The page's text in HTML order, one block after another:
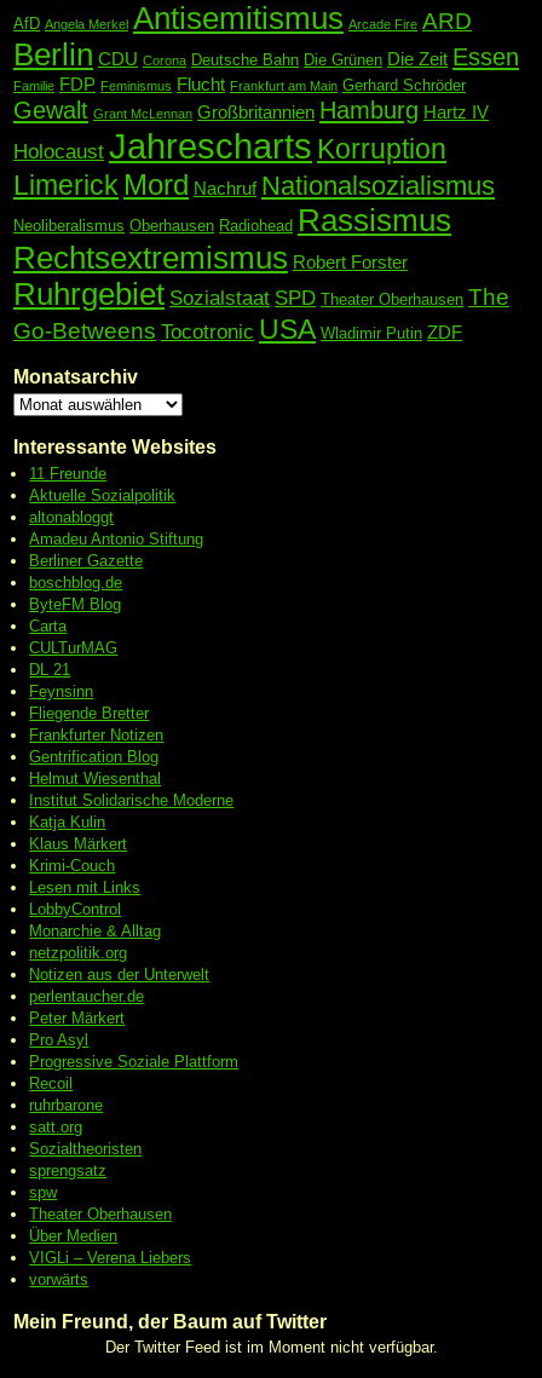
AfD Angela Merkel Antisemitismus Arcade Fire ARD
Berlin CDU Corona Deutsche Bahn Die Grünen Die Zeit Essen
Familie FDP Feminismus Flucht Frankfurt am Main Gerhard Schröder
Gewalt Grant McLennan Großbritannien Hamburg Hartz IV
Holocaust Jahrescharts Korruption
Limerick Mord Nachruf Nationalsozialismus
Neoliberalismus Oberhausen Radiohead Rassismus
Rechtsextremismus Robert Forster
Ruhrgebiet Sozialstaat SPD Theater Oberhausen The
Go-Betweens Tocotronic USA Wladimir Putin ZDF
Monatsarchiv
Interessante Websites
11 Freunde
Aktuelle Sozialpolitik
altonabloggt
Amadeu Antonio Stiftung
Berliner Gazette
boschblog.de
ByteFM Blog
Carta
CULTurMAG
DL 21
Feynsinn
Fliegende Bretter
Frankfurter Notizen
Gentrification Blog
Helmut Wiesenthal
Institut Solidarische Moderne
Katja Kulin
Klaus Märkert
Krimi-Couch
Lesen mit Links
LobbyControl
Monarchie & Alltag
netzpolitik.org
Notizen aus der Unterwelt
perlentaucher.de
Peter Märkert
Pro Asyl
ProgressiveSoziale Plattform
Recoil
ruhrbarone
satt.org
Sozialtheoristen
sprengsatz
spw
Theater Oberhausen
Über Medien
VIGLi – Verena Liebers
vorwärts
Mein Freund, der Baum auf Twitter
Der Twitter Feed ist im Moment nicht verfügbar.